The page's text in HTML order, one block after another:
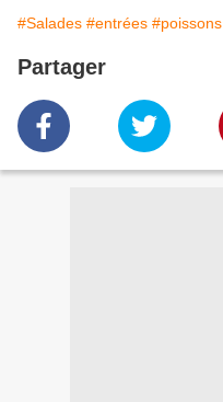
#Salades #entrées #poissons
Partager